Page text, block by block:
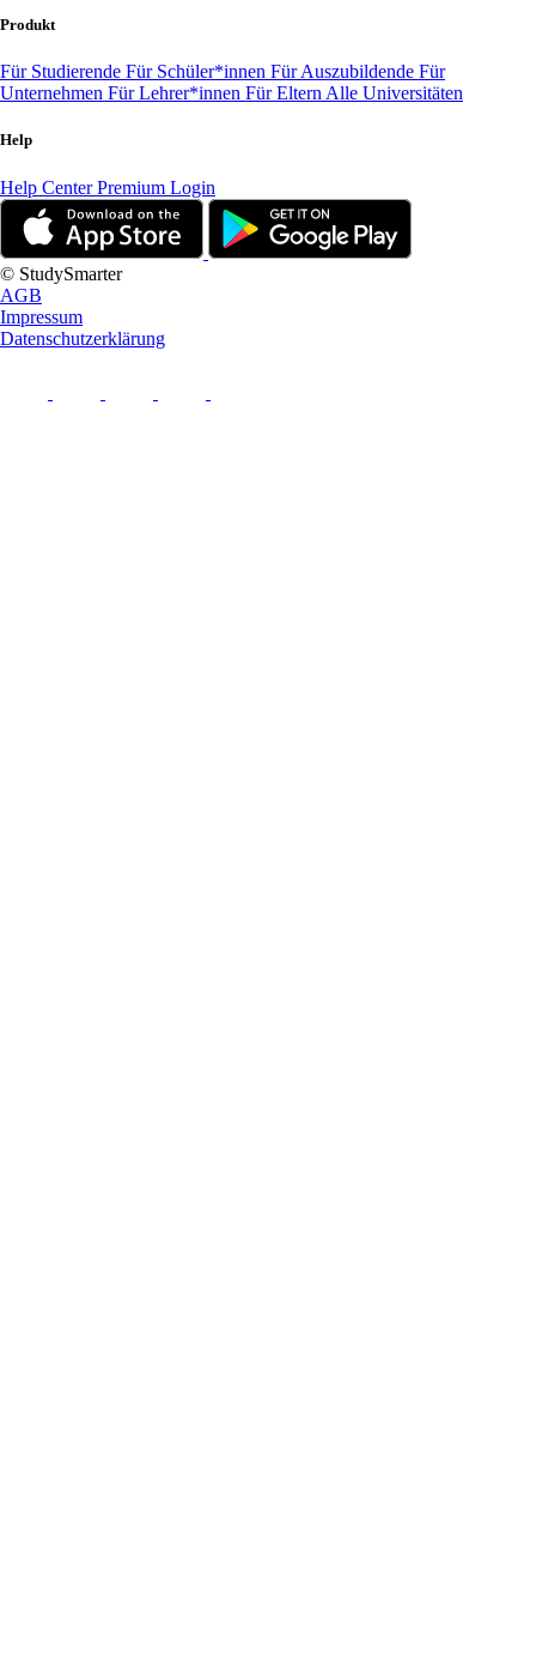
Produkt
Für Studierende Für Schüler*innen Für Auszubildende Für
Unternehmen Für Lehrer*innen Für Eltern Alle Universitäten
Help
Help CenterPremium Login
© StudySmarter
AGB
Impressum
Datenschutzerklärung